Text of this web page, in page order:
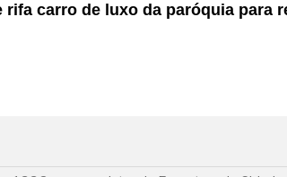
rifa carro de luxo da paróquia para